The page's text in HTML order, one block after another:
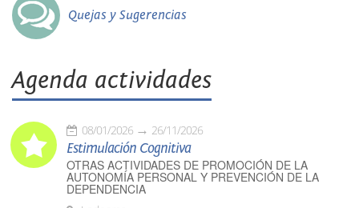
Quejas y Sugerencias
Agenda actividades
08/01/2026 26/11/2026
Estimulación Cognitiva
OTRAS ACTIVIDADES DE PROMOCIÓN DE LA
AUTONOMÍA PERSONAL Y PREVENCIÓN DE LA
DEPENDENCIA